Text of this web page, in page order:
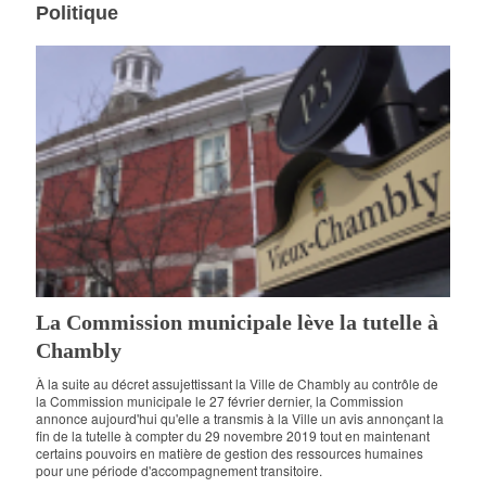
Politique
La Commission municipale lève la tutelle à
Chambly
À la suite au décret assujettissant la Ville de Chambly au contrôle de
la Commission municipale le 27 février dernier, la Commission
annonce aujourd'hui qu'elle a transmis à la Ville un avis annonçant la
fin de la tutelle à compter du 29 novembre 2019 tout en maintenant
certains pouvoirs en matière de gestion des ressources humaines
pour une période d'accompagnement transitoire.